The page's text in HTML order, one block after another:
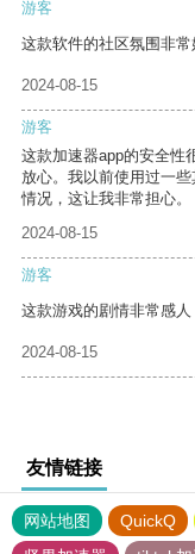
游客
这款软件的社区氛围非常
2024-08-15
游客
这款加速器app的安全性
放心。我以前使用过一
情况，这让我非常担心。
2024-08-15
游客
这款游戏的剧情非常感人
2024-08-15
友情链接
网站地图 QuickQ